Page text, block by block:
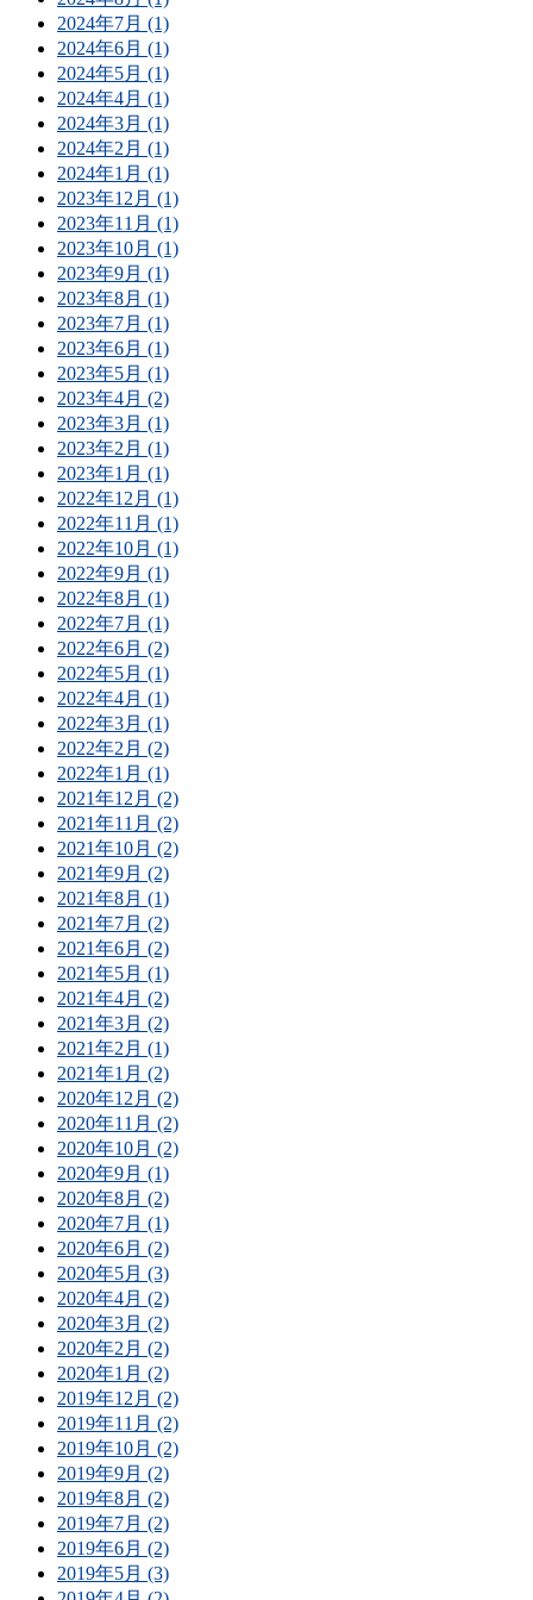
2024年7月 (1)
2024年6月 (1)
2024年5月 (1)
2024年4月 (1)
2024年3月 (1)
2024年2月 (1)
2024年1月 (1)
2023年12月 (1)
2023年11月 (1)
2023年10月 (1)
2023年9月 (1)
2023年8月 (1)
2023年7月 (1)
2023年6月 (1)
2023年5月 (1)
2023年4月 (2)
2023年3月 (1)
2023年2月 (1)
2023年1月 (1)
2022年12月 (1)
2022年11月 (1)
2022年10月 (1)
2022年9月 (1)
2022年8月 (1)
2022年7月 (1)
2022年6月 (2)
2022年5月 (1)
2022年4月 (1)
2022年3月 (1)
2022年2月 (2)
2022年1月 (1)
2021年12月 (2)
2021年11月 (2)
2021年10月 (2)
2021年9月 (2)
2021年8月 (1)
2021年7月 (2)
2021年6月 (2)
2021年5月 (1)
2021年4月 (2)
2021年3月 (2)
2021年2月 (1)
2021年1月 (2)
2020年12月 (2)
2020年11月 (2)
2020年10月 (2)
2020年9月 (1)
2020年8月 (2)
2020年7月 (1)
2020年6月 (2)
2020年5月 (3)
2020年4月 (2)
2020年3月 (2)
2020年2月 (2)
2020年1月 (2)
2019年12月 (2)
2019年11月 (2)
2019年10月 (2)
2019年9月 (2)
2019年8月 (2)
2019年7月 (2)
2019年6月 (2)
2019年5月 (3)